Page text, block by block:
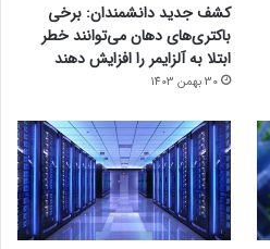
کشف جدید دانشمندان: برخی
باکتری‌های دهان می‌توانند خطر
ابتلا به آلزایمر را افزایش دهند
30 بهمن 1403